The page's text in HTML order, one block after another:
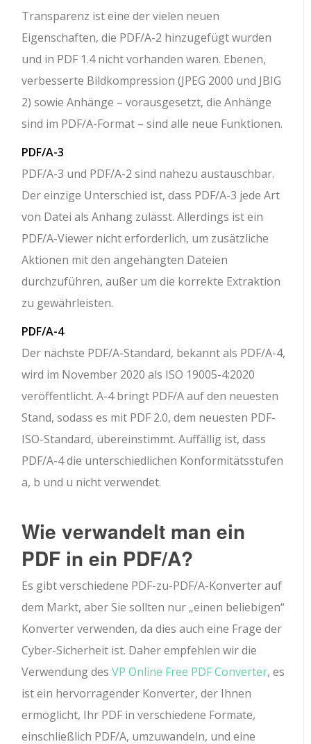
Transparenz ist eine der vielen neuen
Eigenschaften, die PDF/A-2 hinzugefügt wurden
und in PDF 1.4 nicht vorhanden waren. Ebenen,
verbesserte Bildkompression (JPEG 2000 und JBIG
2) sowie Anhänge – vorausgesetzt, die Anhänge
sind im PDF/A-Format – sind alle neue Funktionen.
PDF/A-3
PDF/A-3 und PDF/A-2 sind nahezu austauschbar.
Der einzige Unterschied ist, dass PDF/A-3 jede Art
von Datei als Anhang zulässt. Allerdings ist ein
PDF/A-Viewer nicht erforderlich, um zusätzliche
Aktionen mit den angehängten Dateien
durchzuführen, außer um die korrekte Extraktion
zu gewährleisten.
PDF/A-4
Der nächste PDF/A-Standard, bekannt als PDF/A-4,
wird im November 2020 als ISO 19005-4:2020
veröffentlicht. A-4 bringt PDF/A auf den neuesten
Stand, sodass es mit PDF 2.0, dem neuesten PDF-
ISO-Standard, übereinstimmt. Auffällig ist, dass
PDF/A-4 die unterschiedlichen Konformitätsstufen
a, b und u nicht verwendet.
Wie verwandelt man ein
PDF in ein PDF/A?
Es gibt verschiedene PDF-zu-PDF/A-Konverter auf
dem Markt, aber Sie sollten nur „einen beliebigen“
Konverter verwenden, da dies auch eine Frage der
Cyber-Sicherheit ist. Daher empfehlen wir die
Verwendung desVP Online Free PDF Converter, es
ist ein hervorragender Konverter, der Ihnen
ermöglicht, Ihr PDF in verschiedene Formate,
einschließlich PDF/A, umzuwandeln, und eine